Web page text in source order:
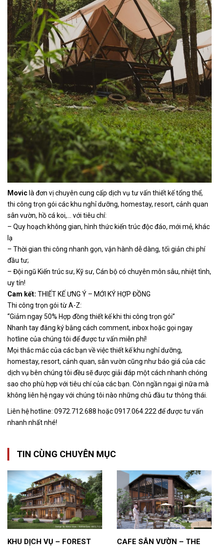
Movic là đơn vị chuyên cung cấp dịch vụ tư vấn thiết kế tổng thể,
thi công trọn gói các khu nghỉ dưỡng, homestay, resort, cảnh quan
sân vườn, hồ cá koi,… với tiêu chí:
– Quy hoạch không gian, hình thức kiến trúc độc đáo, mới mẻ, khác
lạ
– Thời gian thi công nhanh gọn, vận hành dễ dàng, tối giản chi phí
đầu tư;
– Đội ngũ Kiến trúc sư, Kỹ sư, Cán bộ có chuyên môn sâu, nhiệt tình,
uy tín!
Cam kết: THIẾT KẾ ƯNG Ý – MỚI KÝ HỢP ĐỒNG
Thi công trọn gói từ A-Z:
“Giảm ngay 50% Hợp đồng thiết kế khi thi công trọn gói”
Nhanh tay đăng ký bằng cách comment, inbox hoặc gọi ngay
hotline của chúng tôi để được tư vấn miễn phí!
Mọi thắc mắc của các bạn về việc thiết kế khu nghỉ dưỡng,
homestay, resort, cảnh quan, sân vườn cũng như báo giá của các
dịch vụ bên chúng tôi đều sẽ được giải đáp một cách nhanh chóng
sao cho phù hợp với tiêu chí của các bạn. Còn ngần ngại gì nữa mà
không liên hệ ngay với chúng tôi nào những chủ đầu tư thông thái.
Liên hệ hotline: 0972.712.688 hoặc 0917.064.222 để được tư vấn
nhanh nhất nhé!
TIN CÙNG CHUYÊN MỤC
KHU DỊCH VỤ – FOREST
CAFE SÂN VƯỜN – THE